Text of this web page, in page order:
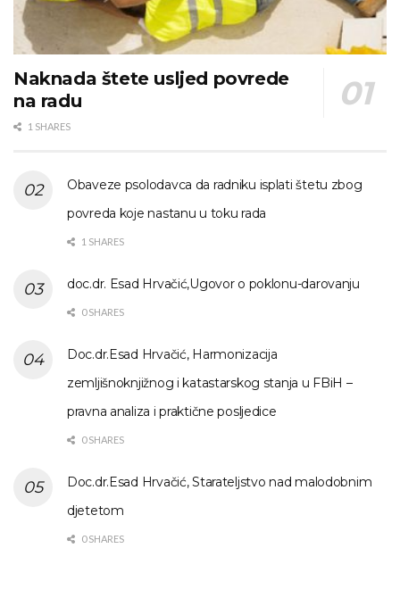
Naknada štete usljed povrede
na radu
1 SHARES
Obaveze psolodavca da radniku isplati štetu zbog
povreda koje nastanu u toku rada
1 SHARES
doc.dr. Esad Hrvačić,Ugovor o poklonu-darovanju
0 SHARES
Doc.dr.Esad Hrvačić, Harmonizacija
zemljišnoknjižnog i katastarskog stanja u FBiH –
pravna analiza i praktične posljedice
0 SHARES
Doc.dr.Esad Hrvačić, Starateljstvo nad malodobnim
djetetom
0 SHARES